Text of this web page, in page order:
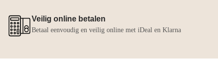
Veilig online betalen
Betaal eenvoudig en veilig online met iDeal en Klarna